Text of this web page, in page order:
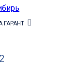
ГАРАНТ